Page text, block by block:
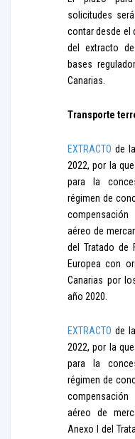
solicitudes
contar desde el
del extracto
bases
Canarias.
Transporte
EXTRACTO de
2022, por la
para la
régimen de
aéreo de
del Tratado de
Europea con
Canarias por
año 2020.
EXTRACTO de
2022, por la
para la
régimen de
aéreo de
Anexo I del